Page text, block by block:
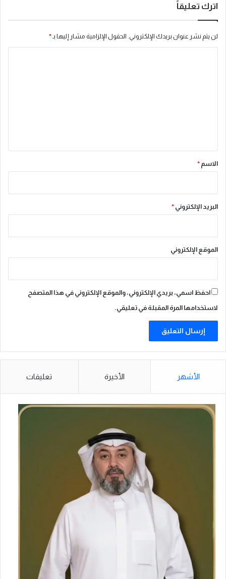
اترك تعليقاً
لن يتم نشر عنوان بريدك الإلكتروني. الحقول الإلزامية مشار إليها بـ*
*
الاسم *
البريد الإلكتروني *
الموقع الإلكتروني
احفظ اسمي، بريدي الإلكتروني، والموقع الإلكتروني في هذا المتصفح
لاستخدامها المرة المقبلة في تعليقي.
الأشهر الأخيرة تعليقات